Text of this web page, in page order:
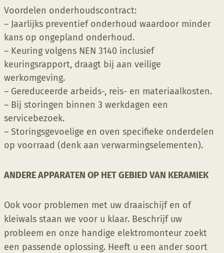
Voordelen onderhoudscontract:
– Jaarlijks preventief onderhoud waardoor minder
kans op ongepland onderhoud.
– Keuring volgens NEN 3140 inclusief
keuringsrapport, draagt bij aan veilige
werkomgeving.
– Gereduceerde arbeids-, reis- en materiaalkosten.
– Bij storingen binnen 3 werkdagen een
servicebezoek.
– Storingsgevoelige en oven specifieke onderdelen
op voorraad (denk aan verwarmingselementen).
ANDERE APPARATEN OP HET GEBIED VAN KERAMIEK
Ook voor problemen met uw draaischijf en of
kleiwals staan we voor u klaar. Beschrijf uw
probleem en onze handige elektromonteur zoekt
een passende oplossing. Heeft u een ander soort